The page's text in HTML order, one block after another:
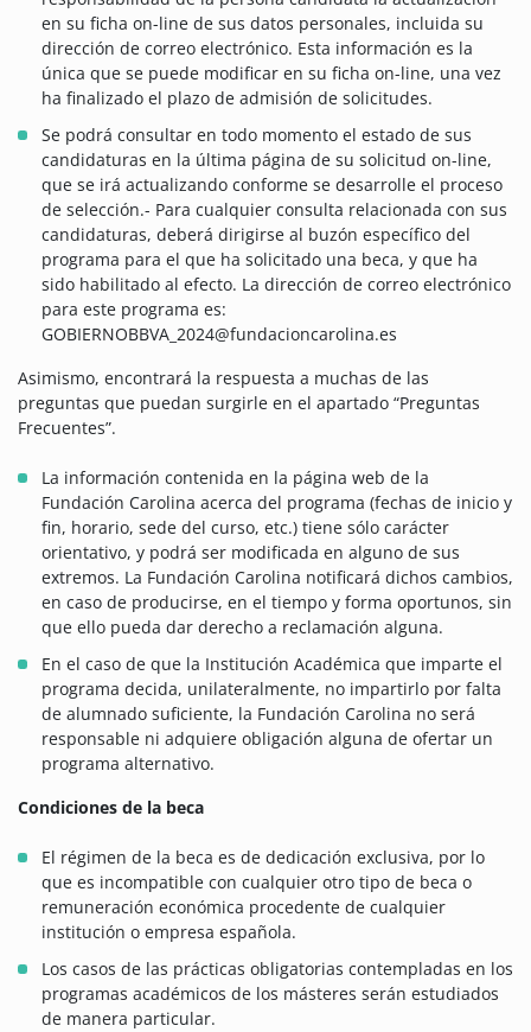
en su ficha on-line de sus datos personales, incluida su
dirección de correo electrónico. Esta información es la
única que se puede modificar en su ficha on-line, una vez
ha finalizado el plazo de admisión de solicitudes.
Se podrá consultar en todo momento el estado de sus
candidaturas en la última página de su solicitud on-line,
que se irá actualizando conforme se desarrolle el proceso
de selección.- Para cualquier consulta relacionada con sus
candidaturas, deberá dirigirse al buzón específico del
programa para el que ha solicitado una beca, y que ha
sido habilitado al efecto. La dirección de correo electrónico
para este programa es:
GOBIERNOBBVA_2024@fundacioncarolina.es
Asimismo, encontrará la respuesta a muchas de las
preguntas que puedan surgirle en el apartado “Preguntas
Frecuentes”.
La información contenida en la página web de la
Fundación Carolina acerca del programa (fechas de inicio y
fin, horario, sede del curso, etc.) tiene sólo carácter
orientativo, y podrá ser modificada en alguno de sus
extremos. La Fundación Carolina notificará dichos cambios,
en caso de producirse, en el tiempo y forma oportunos, sin
que ello pueda dar derecho a reclamación alguna.
En el caso de que la Institución Académica que imparte el
programa decida, unilateralmente, no impartirlo por falta
de alumnado suficiente, la Fundación Carolina no será
responsable ni adquiere obligación alguna de ofertar un
programa alternativo.
Condiciones de la beca
El régimen de la beca es de dedicación exclusiva, por lo
que es incompatible con cualquier otro tipo de beca o
remuneración económica procedente de cualquier
institución o empresa española.
Los casos de las prácticas obligatorias contempladas en los
programas académicos de los másteres serán estudiados
de manera particular.